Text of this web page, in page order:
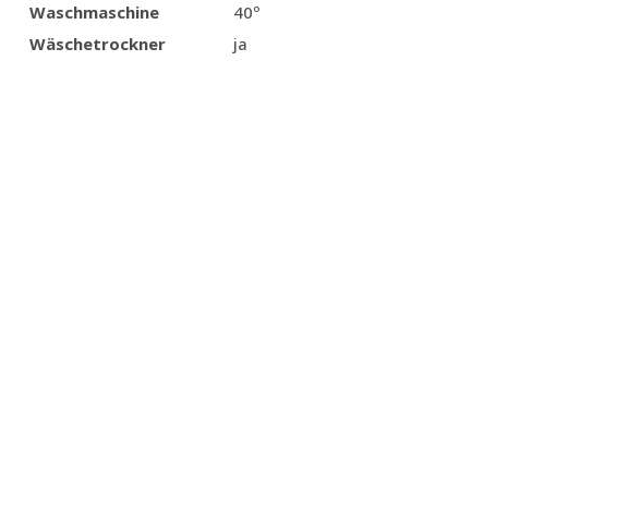
Waschmaschine
40º
Wäschetrockner
ja